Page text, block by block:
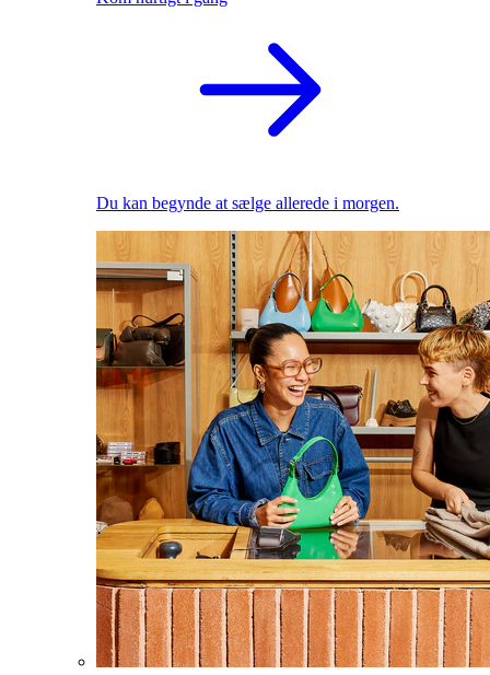
Du kan begynde at sælge allerede i morgen.